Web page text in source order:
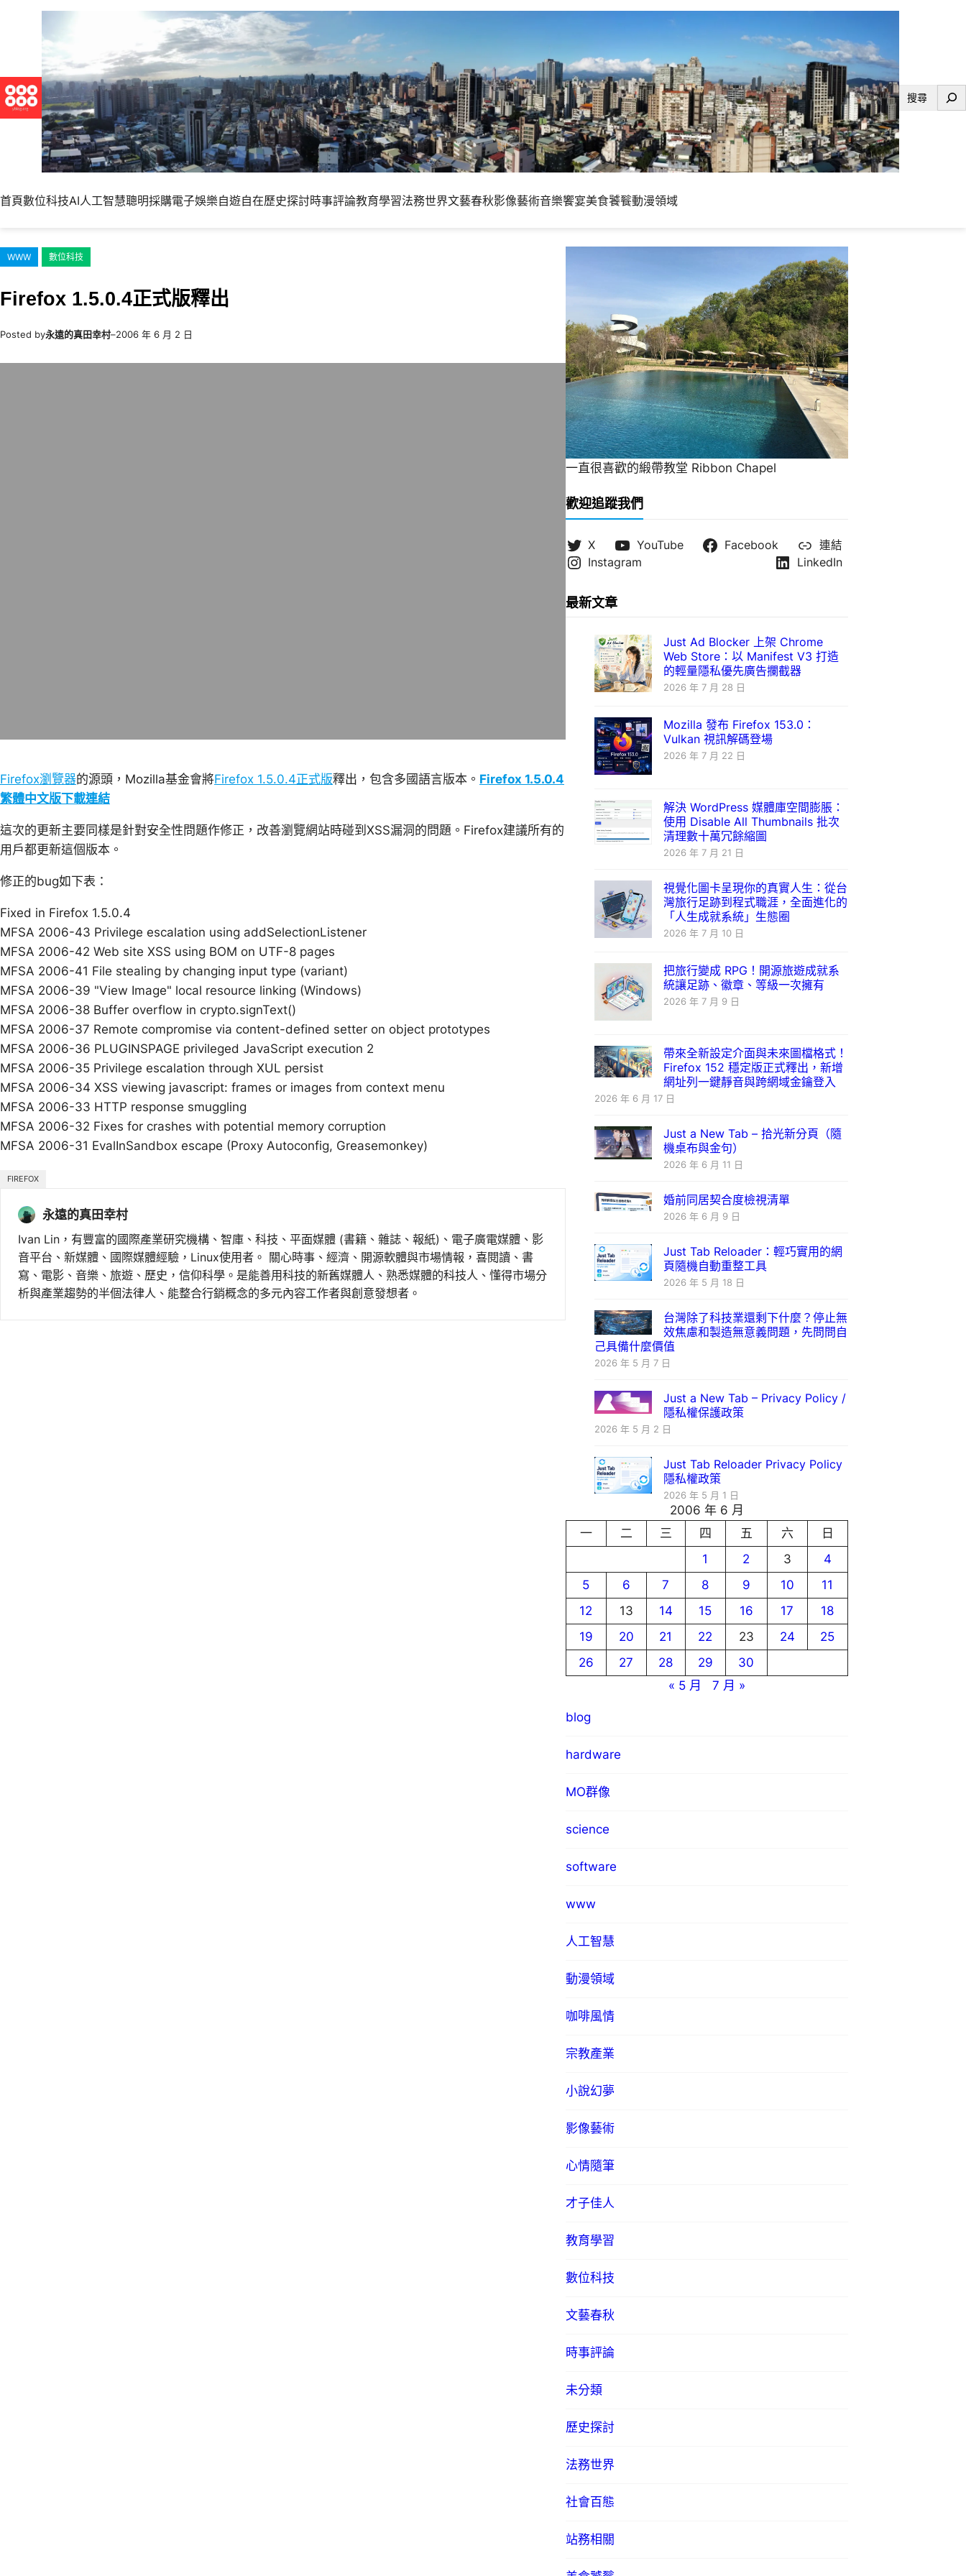
內
容
搜
首頁數位科技AI人工智慧聰明採購電子娛樂自遊自在歷史探討時事評論教育學習法務世界文藝春秋影像藝術音樂饗宴美食饕餮動漫領域
WWW 數位科技
Firefox 1.5.0.4正式版釋出
Posted by永遠的真田幸村–2006 年 6 月 2 日
Firefox瀏覽器的源頭，Mozilla基金會將Firefox 1.5.0.4正式版釋出，包含多國語言版本。 Firefox 1.5.0.4
繁體中文版下載連結
這次的更新主要同樣是針對安全性問題作修正，改善瀏覽網站時碰到XSS漏洞的問題。Firefox建議所有的
用戶都更新這個版本。
修正的bug如下表：
Fixed in Firefox 1.5.0.4
MFSA 2006-43 Privilege escalation using addSelectionListener
MFSA 2006-42 Web site XSS using BOM on UTF-8 pages
MFSA 2006-41 File stealing by changing input type (variant)
MFSA 2006-39 "View Image" local resource linking (Windows)
MFSA 2006-38 Buffer overflow in crypto.signText()
MFSA 2006-37 Remote compromise via content-defined setter on object prototypes
MFSA 2006-36 PLUGINSPAGE privileged JavaScript execution 2
MFSA 2006-35 Privilege escalation through XUL persist
MFSA 2006-34 XSS viewing javascript: frames or images from context menu
MFSA 2006-33 HTTP response smuggling
MFSA 2006-32 Fixes for crashes with potential memory corruption
MFSA 2006-31 EvalInSandbox escape (Proxy Autoconfig, Greasemonkey)
FIREFOX
永遠的真田幸村
Ivan Lin，有豐富的國際產業研究機構、智庫、科技、平面媒體 (書籍、雜誌、報紙)、電子廣電媒體、影
音平台、新媒體、國際媒體經驗，Linux使用者。 關心時事、經濟、開源軟體與市場情報，喜閱讀、書
寫、電影、音樂、旅遊、歷史，信仰科學。是能善用科技的新舊媒體人、熟悉媒體的科技人、懂得市場分
析與產業趨勢的半個法律人、能整合行銷概念的多元內容工作者與創意發想者。
一直很喜歡的緞帶教堂 Ribbon Chapel
歡迎追蹤我們
X YouTube Facebook
連結
Instagram
LinkedIn
最新文章
Just Ad Blocker 上架 Chrome
Web Store：以 Manifest V3 打造
的輕量隱私優先廣告攔截器
2026 年 7 月 28 日
Mozilla 發布 Firefox 153.0：
Vulkan 視訊解碼登場
2026 年 7 月 22 日
解決 WordPress 媒體庫空間膨脹：
使用 Disable All Thumbnails 批次
清理數十萬冗餘縮圖
2026 年 7 月 21 日
視覺化圖卡呈現你的真實人生：從台
灣旅行足跡到程式職涯，全面進化的
「人生成就系統」生態圈
2026 年 7 月 10 日
把旅行變成 RPG！開源旅遊成就系
統讓足跡、徽章、等級一次擁有
2026 年 7 月 9 日
帶來全新設定介面與未來圖檔格式！
Firefox 152 穩定版正式釋出，新增
網址列一鍵靜音與跨網域金鑰登入
2026 年 6 月 17 日
Just a New Tab – 拾光新分頁（隨
機桌布與金句）
2026 年 6 月 11 日
婚前同居契合度檢視清單
2026 年 6 月 9 日
Just Tab Reloader：輕巧實用的網
頁隨機自動重整工具
2026 年 5 月 18 日
台灣除了科技業還剩下什麼？停止無
效焦慮和製造無意義問題，先問問自
己具備什麼價值
2026 年 5 月 7 日
Just a New Tab – Privacy Policy /
隱私權保護政策
2026 年 5 月 2 日
Just Tab Reloader Privacy Policy
隱私權政策
2026 年 5 月 1 日
2006 年 6 月
一
二 三 四 五 六
日
1
2 3
4
5
6 7 8 9 10
11
12
13 14 15 16 17
18
19
20 21 22 23 24
25
26
27 28 29
30
« 5 月
7 月 »
blog
hardware
MO群像
science
software
www
人工智慧
動漫領域
咖啡風情
宗教產業
小說幻夢
影像藝術
心情隨筆
才子佳人
教育學習
數位科技
文藝春秋
時事評論
未分類
歷史探討
法務世界
社會百態
站務相關